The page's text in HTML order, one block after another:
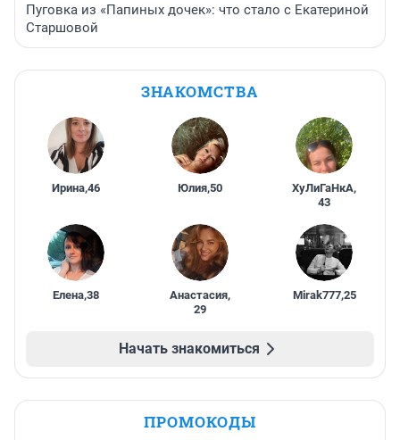
Пуговка из «Папиных дочек»: что стало с Екатериной
Старшовой
ЗНАКОМСТВА
Ирина,46 Юлия,50 ХуЛиГаНкА,
43
Елена,38 Анастасия,
29
Mirak777,25
Начать знакомиться
ПРОМОКОДЫ